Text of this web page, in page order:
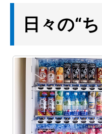
日々の“